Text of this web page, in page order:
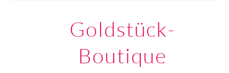
Goldstück-
Boutique